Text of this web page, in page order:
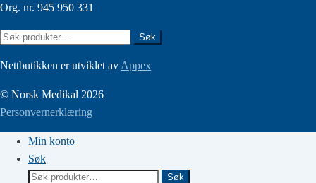
Org. nr. 945 950 331
Søk
Søk
Nettbutikken er utviklet av Appex
© Norsk Medikal 2026
Personvernerklæring
Min konto
Søk
Søk
Søk